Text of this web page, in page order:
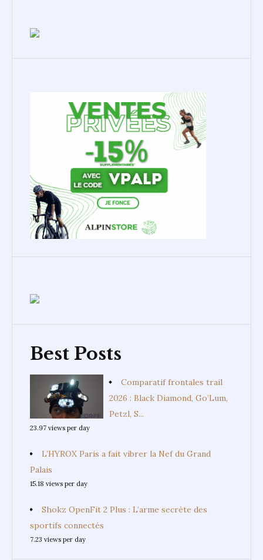
Best Posts
Comparatif frontales trail
2026 : Black Diamond, Go’Lum,
Petzl, S...
23.97 views per day
L’HYROX Paris a fait vibrer la Nef du Grand
Palais
15.18 views per day
Shokz OpenFit 2 Plus : L’arme secrète des
sportifs connectés
7.23 views per day